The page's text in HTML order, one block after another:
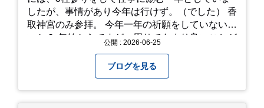
したが、事情があり今年は行けず。（でした） 香
取神宮のみ参拝。 今年一年の祈願をしていないせ
いか？ 年始からですが、周りであまり良いことが
から、あっという間に半年が過ぎやっとこさ。 3
日後のこと。不思議ですね。 気にかかる事1つ
目。友人の長期入院から退院の知らせあり！ 気に
かかる事2つ目。疎遠だった知人の訪問あり！ 気
公開 : 2026-06-25
ブログを見る